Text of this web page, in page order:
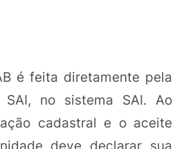
é feita diretamente pela
SAI, no sistema SAI. Ao
cadastral e o aceite